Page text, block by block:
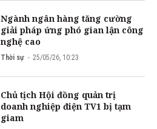
Ngành ngân hàng tăng cường
giải pháp ứng phó gian lận công
nghệ cao
Thời sự 25/05/26, 10:23
Chủ tịch Hội đồng quản trị
doanh nghiệp điện TV1 bị tạm
giam